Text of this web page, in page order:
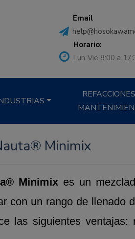
Email
Horario:
Lun-Vie 8:00 a
Minimix
Minimixes un
con un rango de llenado
las siguientes ventajas: